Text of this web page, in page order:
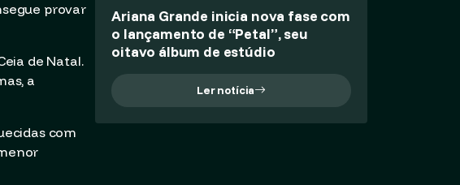
provar
de Natal.
a
com
Ariana Grande inicia nova fase com
o lançamento de “Petal”, seu
oitavo álbum de estúdio
Ler notícia